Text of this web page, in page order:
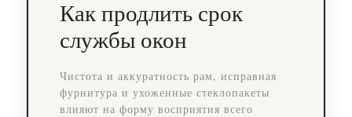
Как продлить срок
службы окон
Чистота и аккуратность рам, исправная
фурнитура и ухоженные стеклопакеты
влияют на форму восприятия всего